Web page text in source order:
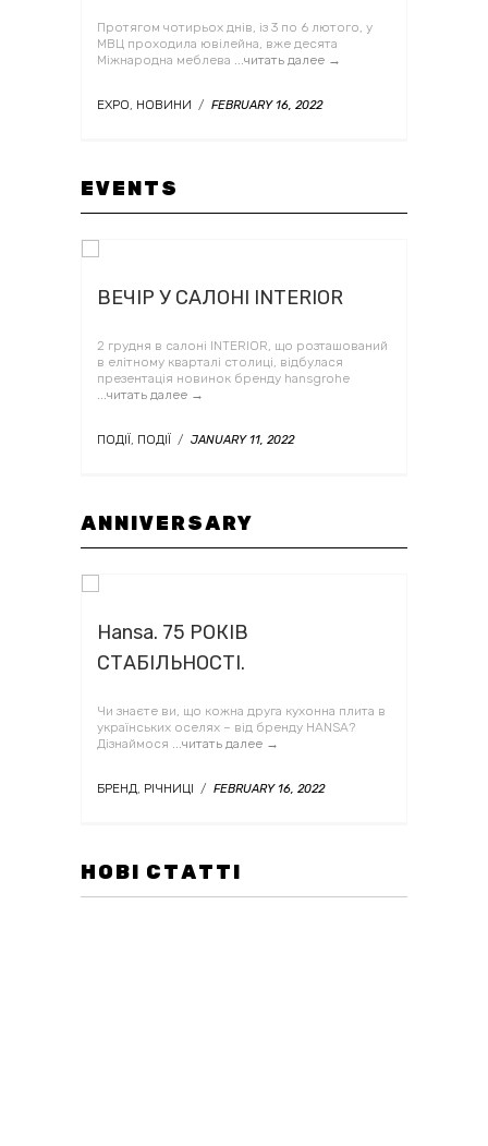
Протягом чотирьох днів, із 3 по 6 лютого, у
МВЦ проходила ювілейна, вже десята
Міжнародна меблева ...читать далее →
EXPO, НОВИНИ / FEBRUARY 16, 2022
EVENTS
ВЕЧІР У САЛОНІ INTERIOR
2 грудня в салоні INTERIOR, що розташований
в елітному кварталі столиці, відбулася
презентація новинок бренду hansgrohе
...читать далее →
ПОДІЇ, ПОДІЇ / JANUARY 11, 2022
ANNIVERSARY
Hansa. 75 РОКІВ
CТАБІЛЬНОСТІ.
Чи знаєте ви, що кожна друга кухонна плита в
українських оселях – від бренду HANSA?
Дізнаймося ...читать далее →
БРЕНД, РІЧНИЦІ / FEBRUARY 16, 2022
НОВІ СТАТТІ